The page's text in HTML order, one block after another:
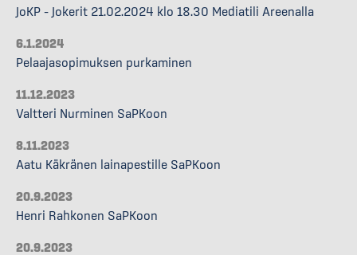
JoKP – Jokerit 21.02.2024 klo 18.30 Mediatili Areenalla
6.1.2024
Pelaajasopimuksen purkaminen
11.12.2023
Valtteri Nurminen SaPKoon
8.11.2023
Aatu Käkränen lainapestille SaPKoon
20.9.2023
Henri Rahkonen SaPKoon
20.9.2023